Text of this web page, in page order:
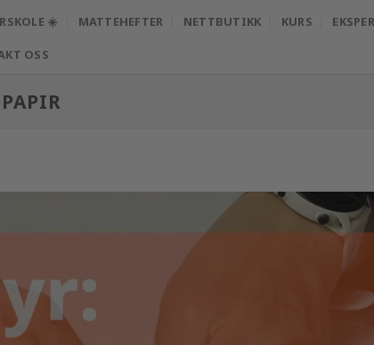
☀️ MATTEHEFTER NETTBUTIKK KURS
OSS